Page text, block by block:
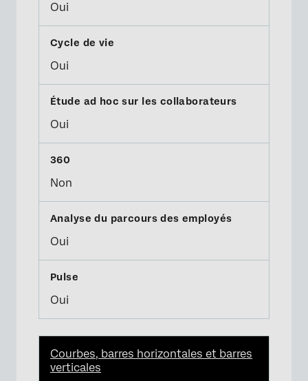
Oui
Oui
Oui
Non
Oui
Oui
Courbes, barres horizontales et barres
verticales